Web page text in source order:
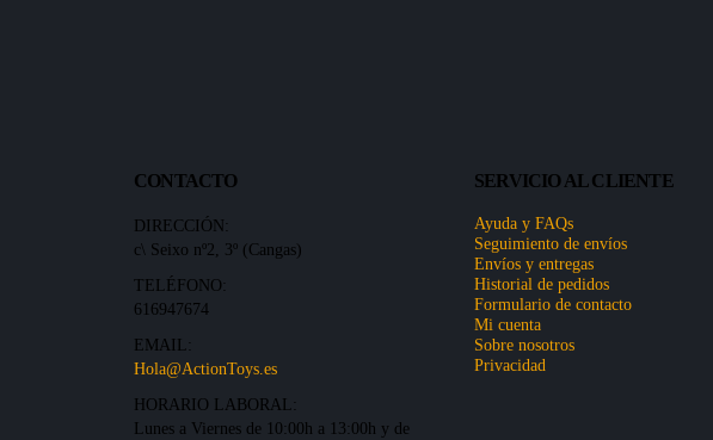
CONTACTO
DIRECCIÓN:
c\ Seixo nº2, 3º (Cangas)
TELÉFONO:
616947674
EMAIL:
Hola@ActionToys.es
HORARIO LABORAL:
Lunes a Viernes de 10:00h a 13:00h y de
SERVICIO AL CLIENTE
Ayuda y FAQs
Seguimiento de envíos
Envíos y entregas
Historial de pedidos
Formulario de contacto
Mi cuenta
Sobre nosotros
Privacidad